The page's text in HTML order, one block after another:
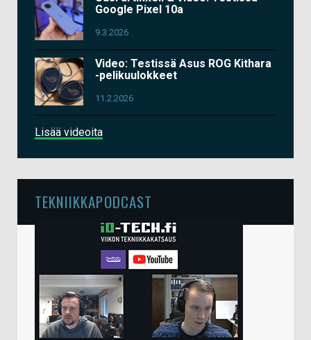
Google Pixel 10a
9.3.2026
Video: Testissä Asus ROG Kithara
-pelikuulokkeet
11.2.2026
Lisää videoita
TEKNIIKKAPODCAST